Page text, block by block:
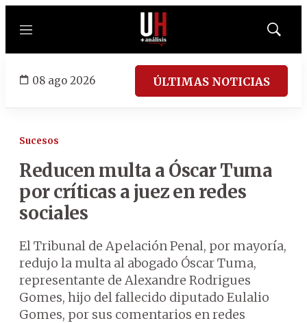
Menú
Mostrar
08 ago 2026 ÚLTIMAS NOTICIAS
Sucesos
Reducen multa a Óscar Tuma
por críticas a juez en redes
sociales
El Tribunal de Apelación Penal, por mayoría,
redujo la multa al abogado Óscar Tuma,
representante de Alexandre Rodrigues
Gomes, hijo del fallecido diputado Eulalio
Gomes, por sus comentarios en redes